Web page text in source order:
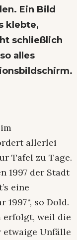
Ein Bild
klebte,
schließlich
alles
allerlei
Tafel zu Tage.
1997 der Stadt
eine
1997“, so Dold.
erfolgt, weil die
Unfälle